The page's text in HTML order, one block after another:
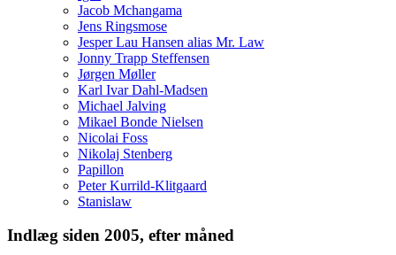
Jacob Mchangama
Jens Ringsmose
Jesper Lau Hansen alias Mr. Law
Jonny Trapp Steffensen
Jørgen Møller
Karl Ivar Dahl-Madsen
Michael Jalving
Mikael Bonde Nielsen
Nicolai Foss
Nikolaj Stenberg
Papillon
Peter Kurrild-Klitgaard
Stanislaw
Indlæg siden 2005, efter måned